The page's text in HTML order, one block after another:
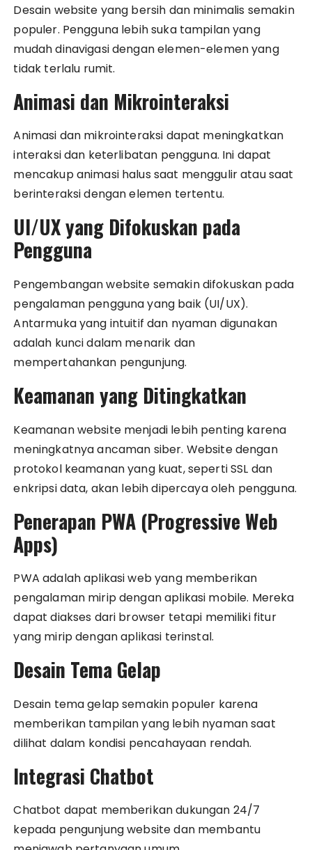
Desain website yang bersih dan minimalis semakin
populer. Pengguna lebih suka tampilan yang
mudah dinavigasi dengan elemen-elemen yang
tidak terlalu rumit.
Animasi dan Mikrointeraksi
Animasi dan mikrointeraksi dapat meningkatkan
interaksi dan keterlibatan pengguna. Ini dapat
mencakup animasi halus saat menggulir atau saat
berinteraksi dengan elemen tertentu.
UI/UX yang Difokuskan pada
Pengguna
Pengembangan website semakin difokuskan pada
pengalaman pengguna yang baik (UI/UX).
Antarmuka yang intuitif dan nyaman digunakan
adalah kunci dalam menarik dan
mempertahankan pengunjung.
Keamanan yang Ditingkatkan
Keamanan website menjadi lebih penting karena
meningkatnya ancaman siber. Website dengan
protokol keamanan yang kuat, seperti SSL dan
enkripsi data, akan lebih dipercaya oleh pengguna.
Penerapan PWA (Progressive Web
Apps)
PWA adalah aplikasi web yang memberikan
pengalaman mirip dengan aplikasi mobile. Mereka
dapat diakses dari browser tetapi memiliki fitur
yang mirip dengan aplikasi terinstal.
Desain Tema Gelap
Desain tema gelap semakin populer karena
memberikan tampilan yang lebih nyaman saat
dilihat dalam kondisi pencahayaan rendah.
Integrasi Chatbot
Chatbot dapat memberikan dukungan 24/7
kepada pengunjung website dan membantu